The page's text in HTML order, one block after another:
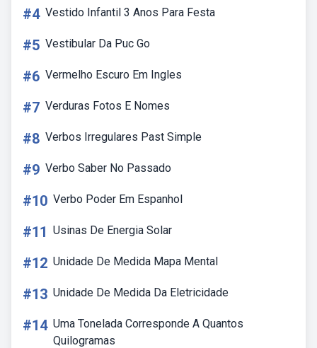
#4 Vestido Infantil 3 Anos Para Festa
#5 Vestibular Da Puc Go
#6 Vermelho Escuro Em Ingles
#7 Verduras Fotos E Nomes
#8 Verbos Irregulares Past Simple
#9 Verbo Saber No Passado
#10 Verbo Poder Em Espanhol
#11 Usinas De Energia Solar
#12 Unidade De Medida Mapa Mental
#13 Unidade De Medida Da Eletricidade
#14 Uma Tonelada Corresponde A Quantos
Quilogramas